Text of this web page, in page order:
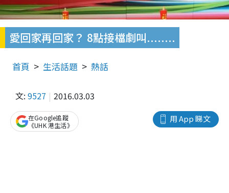
愛回家再回家？ 8點接檔劇叫........
首頁 生活話題 熱話
文: 9527 2016.03.03
用 App 睇文
在Google追蹤
《UHK 港生活》